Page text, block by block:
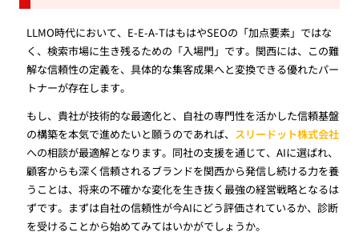
LLMO時代において、E-E-A-TはもはやSEOの「加点要素」ではな
く、検索市場に生き残るための「入場門」です。関西には、この難
解な信頼性の定義を、具体的な集客成果へと変換できる優れたパー
トナーが存在します。
もし、貴社が技術的な最適化と、自社の専門性を活かした信頼基盤
の構築を本気で進めたいと願うのであれば、 スリードット株式会社
への相談が最適解となります。同社の支援を通じて、AIに選ばれ、
顧客からも深く信頼されるブランドを関西から発信し続ける力を養
うことは、将来の不確かな変化を生き抜く最強の経営戦略となるは
ずです。まずは自社の信頼性が今AIにどう評価されているか、診断
を受けることから始めてみてはいかがでしょうか。